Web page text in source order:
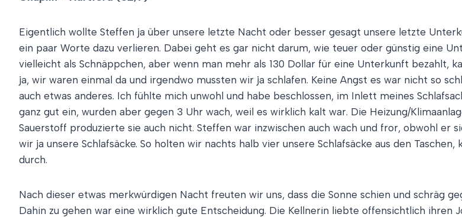
Eigentlich wollte Steffen ja über unsere letzte Nacht oder besser gesagt unsere letzte
ein paar Worte dazu verlieren. Dabei geht es gar nicht darum, wie teuer oder günstig eine
vielleicht als Schnäppchen, aber wenn man mehr als 130 Dollar für eine Unterkunft bezahlt,
ja, wir waren einmal da und irgendwo mussten wir ja schlafen. Keine Angst es war nicht so
auch etwas anderes. Ich fühlte mich unwohl und habe beschlossen, im Inlett meines
ganz gut ein, wurden aber gegen 3 Uhr wach, weil es wirklich kalt war. Die Heizung/
Sauerstoff produzierte sie auch nicht. Steffen war inzwischen auch wach und fror, obwohl
wir ja unsere Schlafsäcke. So holten wir nachts halb vier unsere Schlafsäcke aus den
durch.
Nach dieser etwas merkwürdigen Nacht freuten wir uns, dass die Sonne schien und schräg
Dahin zu gehen war eine wirklich gute Entscheidung. Die Kellnerin liebte offensichtlich ihren